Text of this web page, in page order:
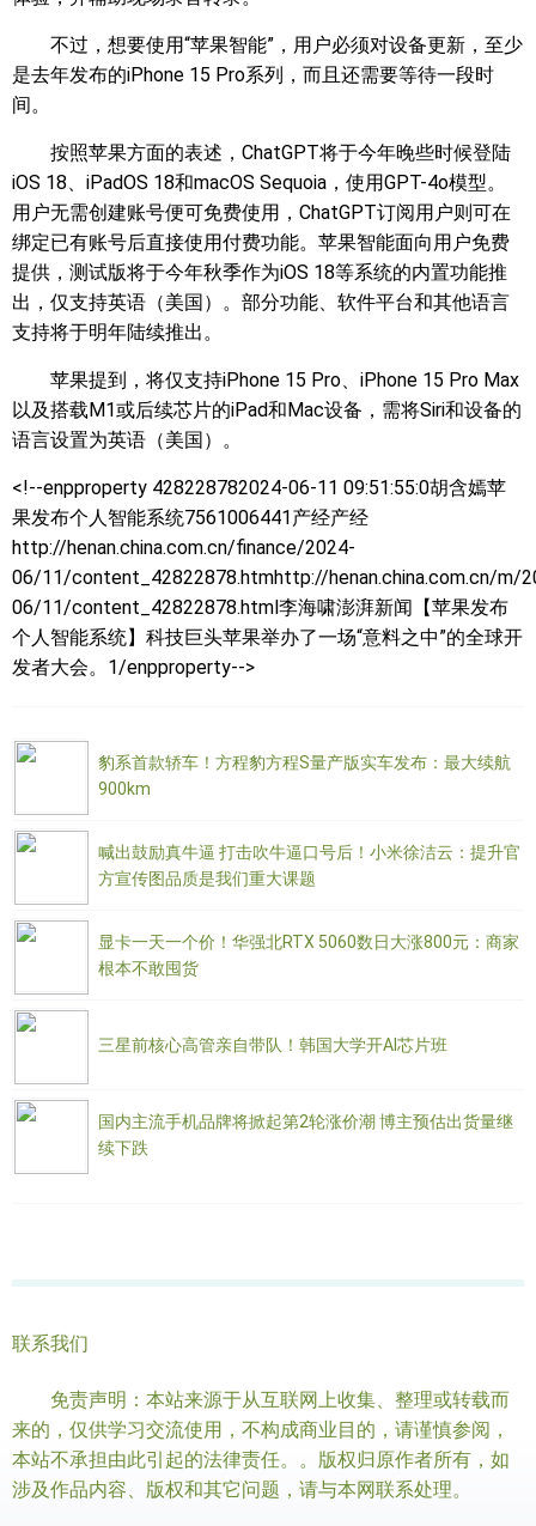
不过，想要使用“苹果智能”，用户必须对设备更新，至少
是去年发布的iPhone 15 Pro系列，而且还需要等待一段时
间。
按照苹果方面的表述，ChatGPT将于今年晚些时候登陆
iOS 18、iPadOS 18和macOS Sequoia，使用GPT-4o模型。
用户无需创建账号便可免费使用，ChatGPT订阅用户则可在
绑定已有账号后直接使用付费功能。苹果智能面向用户免费
提供，测试版将于今年秋季作为iOS 18等系统的内置功能推
出，仅支持英语（美国）。部分功能、软件平台和其他语言
支持将于明年陆续推出。
苹果提到，将仅支持iPhone 15 Pro、iPhone 15 Pro Max
以及搭载M1或后续芯片的iPad和Mac设备，需将Siri和设备的
语言设置为英语（美国）。
<!--enpproperty 428228782024-06-11 09:51:55:0胡含嫣苹
果发布个人智能系统7561006441产经产经
http://henan.china.com.cn/finance/2024-
06/11/content_42822878.htmhttp://henan.china.com.cn/m/
06/11/content_42822878.html李海啸澎湃新闻【苹果发布
个人智能系统】科技巨头苹果举办了一场“意料之中”的全球开
发者大会。1/enpproperty-->
豹系首款轿车！方程豹方程S量产版实车发布：最大续航
900km
喊出鼓励真牛逼 打击吹牛逼口号后！小米徐洁云：提升官
方宣传图品质是我们重大课题
显卡一天一个价！华强北RTX 5060数日大涨800元：商家
根本不敢囤货
三星前核心高管亲自带队！韩国大学开AI芯片班
国内主流手机品牌将掀起第2轮涨价潮 博主预估出货量继
续下跌
联系我们
免责声明：本站来源于从互联网上收集、整理或转载而
来的，仅供学习交流使用，不构成商业目的，请谨慎参阅，
本站不承担由此引起的法律责任。。版权归原作者所有，如
涉及作品内容、版权和其它问题，请与本网联系处理。